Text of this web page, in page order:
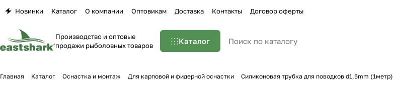
Новинки Каталог О компании Оптовикам Доставка Контакты Договор оферты
Производство и оптовые
продажи рыболовных товаров
Каталог
Главная Каталог Оснастка и монтаж Для карповой и фидерной оснастки Силиконовая трубка для поводков d1,5mm (1метр)